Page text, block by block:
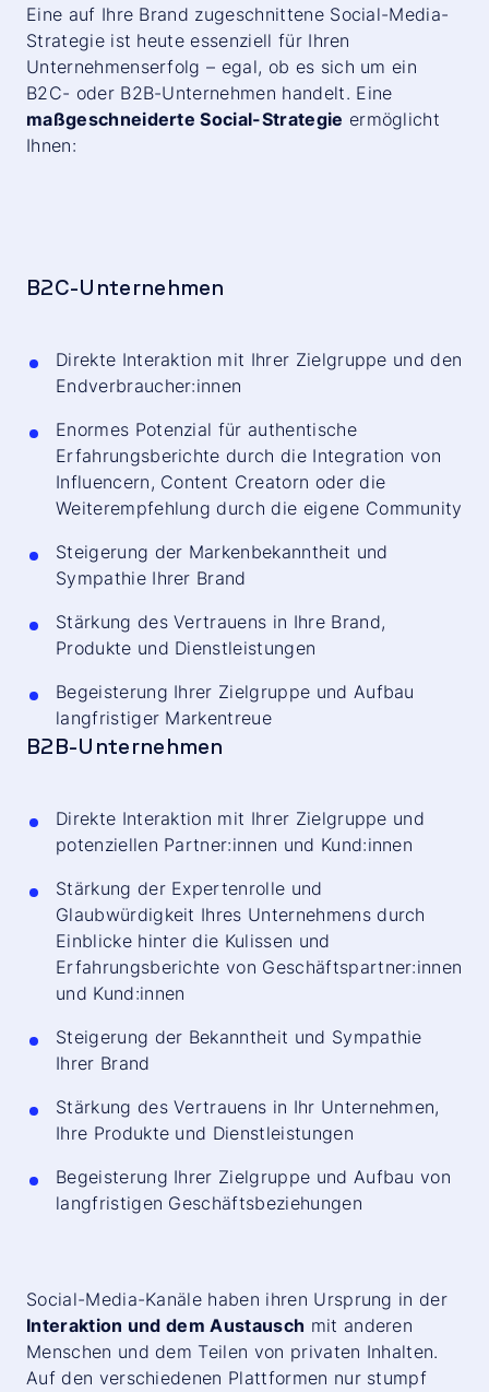
Eine auf Ihre Brand zugeschnittene Social-Media-
Strategie ist heute essenziell für Ihren
Unternehmenserfolg – egal, ob es sich um ein
B2C- oder B2B-Unternehmen handelt. Eine
maßgeschneiderte Social-Strategie ermöglicht
Ihnen:
B2C-Unternehmen
Direkte Interaktion mit Ihrer Zielgruppe und den
Endverbraucher:innen
Enormes Potenzial für authentische
Erfahrungsberichte durch die Integration von
Influencern, Content Creatorn oder die
Weiterempfehlung durch die eigene Community
Steigerung der Markenbekanntheit und
Sympathie Ihrer Brand
Stärkung des Vertrauens in Ihre Brand,
Produkte und Dienstleistungen
Begeisterung Ihrer Zielgruppe und Aufbau
langfristiger Markentreue
B2B-Unternehmen
Direkte Interaktion mit Ihrer Zielgruppe und
potenziellen Partner:innen und Kund:innen
Stärkung der Expertenrolle und
Glaubwürdigkeit Ihres Unternehmens durch
Einblicke hinter die Kulissen und
Erfahrungsberichte von Geschäftspartner:innen
und Kund:innen
Steigerung der Bekanntheit und Sympathie
Ihrer Brand
Stärkung des Vertrauens in Ihr Unternehmen,
Ihre Produkte und Dienstleistungen
Begeisterung Ihrer Zielgruppe und Aufbau von
langfristigen Geschäftsbeziehungen
Social-Media-Kanäle haben ihren Ursprung in der
Interaktion und dem Austausch mit anderen
Menschen und dem Teilen von privaten Inhalten.
Auf den verschiedenen Plattformen nur stumpf